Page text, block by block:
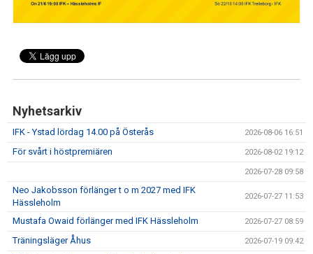
IFK GER TILLBAKA
Nyhetsarkiv
IFK - Ystad lördag 14.00 på Österås 2026-08-06 16:51
För svårt i höstpremiären 2026-08-02 19:12
2026-07-28 09:58
Neo Jakobsson förlänger t o m 2027 med IFK
Hässleholm
2026-07-27 11:53
Mustafa Owaid förlänger med IFK Hässleholm 2026-07-27 08:59
Träningsläger Åhus 2026-07-19 09:42